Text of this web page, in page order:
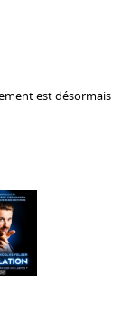
est désormais